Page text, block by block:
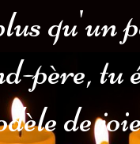
qu'un
père, tu
de